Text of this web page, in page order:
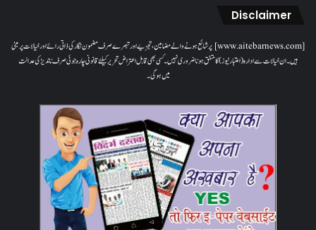
Disclaimer
[www.aitebarnews.com] پر شائع ہونے والے مضامین، تجزیے اور تبصرے صرف مضمون نگار کی ذاتی رائے اور خیالات پر مبنی
ہیں۔ ان خیالات سے ادارہ (اعتبار نیوز) کا متفق ہونا ضروری نہیں۔ کسی بھی قابل اعتراض تحریر کیلئے قانونی چارہ جوئی صرف ناندیڑ کی عدالت
میں ہوگی۔